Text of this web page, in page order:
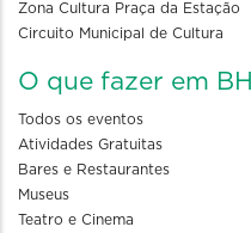
Zona Cultura Praça da Estação
Circuito Municipal de Cultura
O que fazer em BH
Todos os eventos
Atividades Gratuitas
Bares e Restaurantes
Museus
Teatro e Cinema